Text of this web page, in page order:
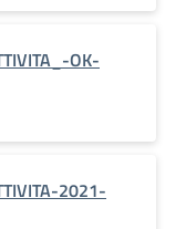
OK-
2021-